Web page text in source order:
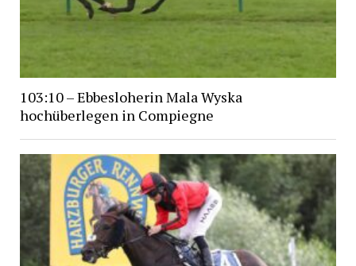
103:10 – Ebbesloherin Mala Wyska
hochüberlegen in Compiegne